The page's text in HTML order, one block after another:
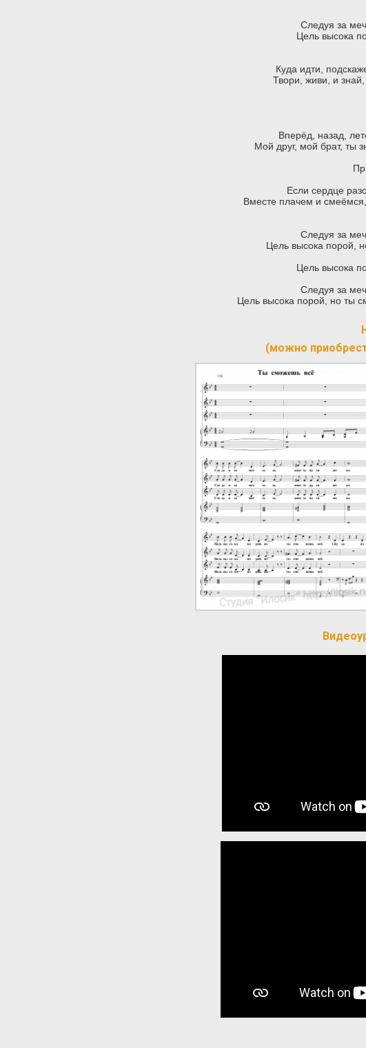
Следуя за
Цель высока
Куда идти,
Твори, живи, и знай,
Вперёд, назад,
Мой друг, мой брат, ты
Если сердце
Вместе плачем и
Следуя за
Цель высока порой,
Цель высока
Следуя за
Цель высока порой, но ты
(можно